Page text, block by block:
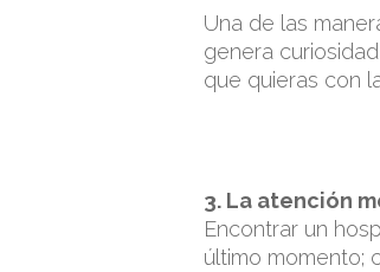
Una de las
genera
que quieras con
3. La atención
Encontrar un
último momento;